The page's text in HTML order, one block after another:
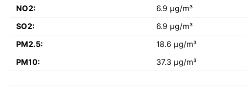
NO2:
6.9 µg/m³
SO2:
6.9 µg/m³
PM2.5:
18.6 µg/m³
PM10:
37.3 µg/m³